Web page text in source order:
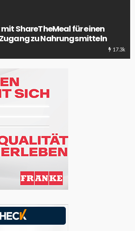
ShareTheMeal für einen
zu Nahrungsmitteln
17.3k